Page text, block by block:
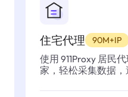
住宅代理 90M+IP
使用 911Proxy 居民
家，轻松采集数据，